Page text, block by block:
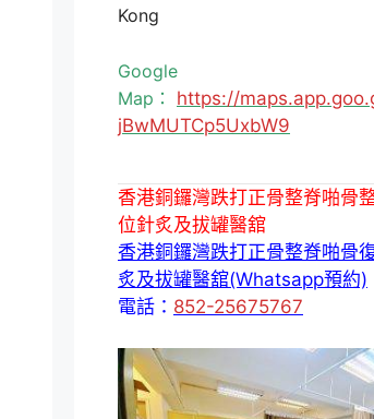
Kong
Google
Map： https://
jBwMUTCp5UxbW9
香港銅鑼灣跌打正骨整脊啪骨
位針炙及拔罐醫舘
香港銅鑼灣跌打正骨整脊啪骨
炙及拔罐醫舘(Whatsapp預約)
電話： 852-25675767